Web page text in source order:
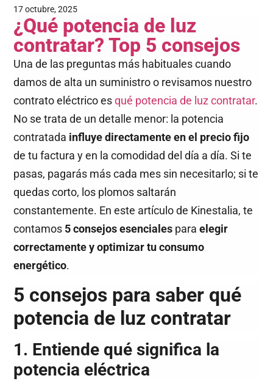
17 octubre, 2025
¿Qué potencia de luz
contratar? Top 5 consejos
Una de las preguntas más habituales cuando
damos de alta un suministro o revisamos nuestro
contrato eléctrico esqué potencia de luz contratar.
No se trata de un detalle menor: la potencia
contratada influye directamente en el precio fijo
de tu factura y en la comodidad del día a día. Si te
pasas, pagarás más cada mes sin necesitarlo; si te
quedas corto, los plomos saltarán
constantemente. En este artículo de Kinestalia, te
contamos 5 consejos esenciales paraelegir
correctamente y optimizar tu consumo
energético.
5 consejos para saber qué
potencia de luz contratar
1. Entiende qué significa la
potencia eléctrica